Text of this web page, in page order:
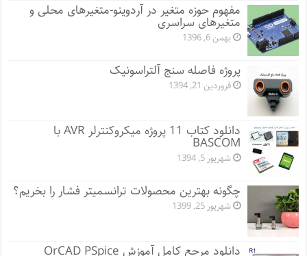
مفهوم حوزه متغیر در آردوینو-متغیرهای محلی و
متغیرهای سراسری
بهمن 6, 1396
پروژه فاصله سنج آلتراسونیک
فروردین 21, 1394
دانلود کتاب 11 پروژه میکروکنترلر AVR با
BASCOM
شهریور 5, 1394
چگونه بهترین محصولات ترانسمیتر فشار را بخریم؟
شهریور 25, 1399
دانلود مرجع کامل آموزش OrCAD PSpice